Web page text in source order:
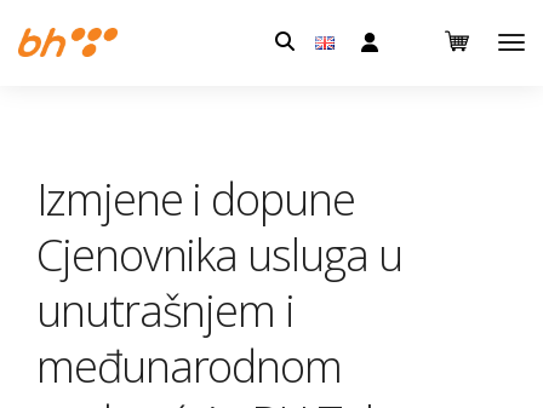
Pretraga:
Izmjene i dopune
Cjenovnika usluga u
unutrašnjem i
međunarodnom